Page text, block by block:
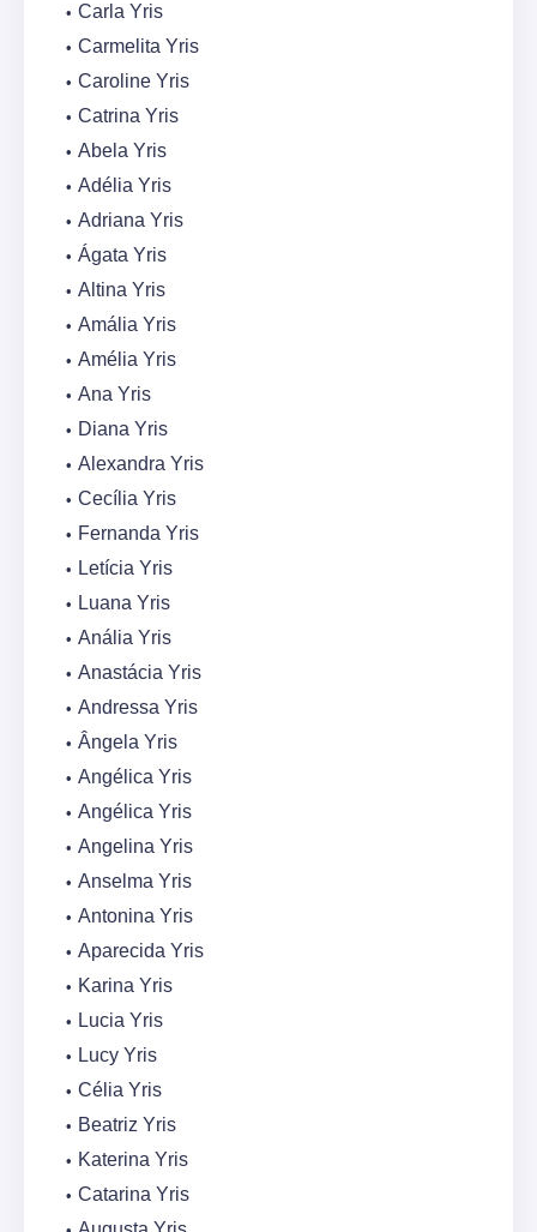
Carla Yris
Carmelita Yris
Caroline Yris
Catrina Yris
Abela Yris
Adélia Yris
Adriana Yris
Ágata Yris
Altina Yris
Amália Yris
Amélia Yris
Ana Yris
Diana Yris
Alexandra Yris
Cecília Yris
Fernanda Yris
Letícia Yris
Luana Yris
Anália Yris
Anastácia Yris
Andressa Yris
Ângela Yris
Angélica Yris
Angélica Yris
Angelina Yris
Anselma Yris
Antonina Yris
Aparecida Yris
Karina Yris
Lucia Yris
Lucy Yris
Célia Yris
Beatriz Yris
Katerina Yris
Catarina Yris